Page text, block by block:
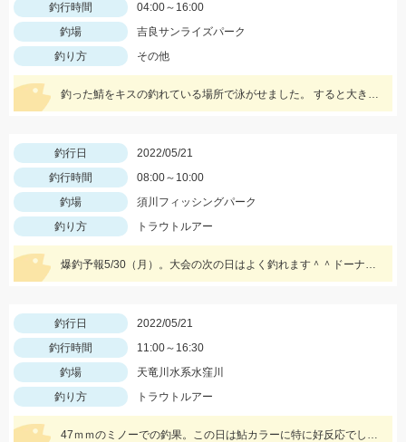
釣行時間
04:00～16:00
釣場
吉良サンライズパーク
釣り方
その他
釣った鯖をキスの釣れている場所で泳がせました。 すると大きな当たりがーそれから頑張って釣り上げました。
釣行日
2022/05/21
釣行時間
08:00～10:00
釣場
須川フィッシングパーク
釣り方
トラウトルアー
爆釣予報5/30（月）。大会の次の日はよく釣れます＾＾ドーナ１ｇ蛍光ザキヤマメやミノーなどがオススメ。
釣行日
2022/05/21
釣行時間
11:00～16:30
釣場
天竜川水系水窪川
釣り方
トラウトルアー
47ｍｍのミノーでの釣果。この日は鮎カラーに特に好反応でした。